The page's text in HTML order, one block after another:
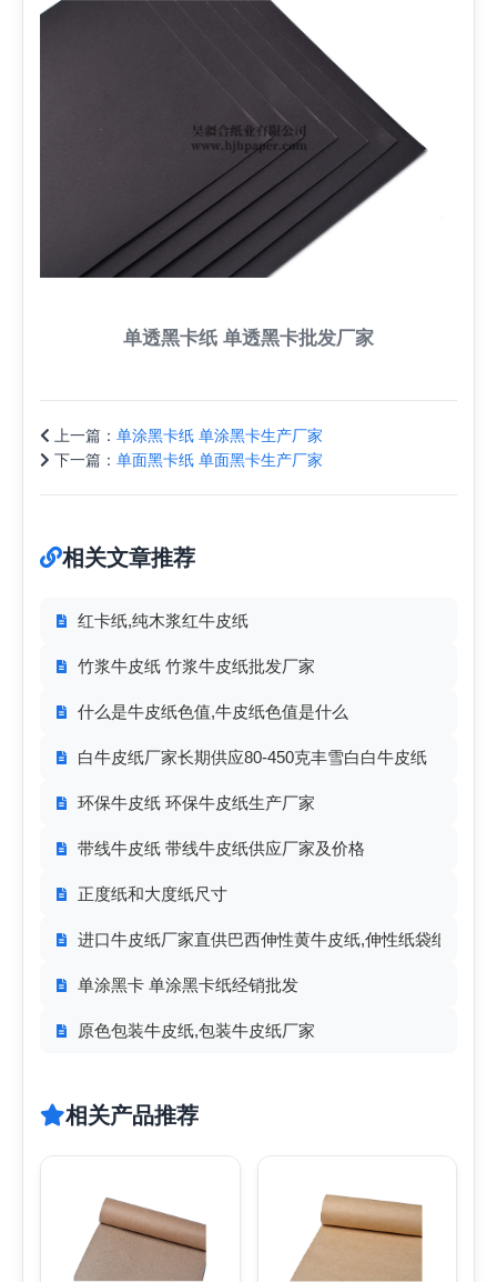
单透黑卡纸 单透黑卡批发厂家
上一篇： 单涂黑卡纸 单涂黑卡生产厂家
下一篇： 单面黑卡纸 单面黑卡生产厂家
相关文章推荐
红卡纸,纯木浆红牛皮纸
竹浆牛皮纸 竹浆牛皮纸批发厂家
什么是牛皮纸色值,牛皮纸色值是什么
白牛皮纸厂家长期供应80-450克丰雪白白牛皮纸
环保牛皮纸 环保牛皮纸生产厂家
带线牛皮纸 带线牛皮纸供应厂家及价格
正度纸和大度纸尺寸
进口牛皮纸厂家直供巴西伸性黄牛皮纸,伸性纸袋纸65-
单涂黑卡 单涂黑卡纸经销批发
原色包装牛皮纸,包装牛皮纸厂家
相关产品推荐